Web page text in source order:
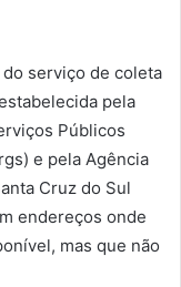
serviço de coleta
pela
Públicos
e pela Agência
Cruz do Sul
endereços onde
mas que não